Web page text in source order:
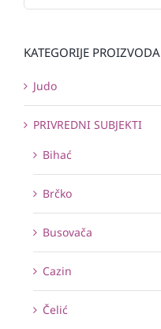
KATEGORIJE PROIZVODA
Judo
PRIVREDNI SUBJEKTI
Bihać
Brčko
Busovača
Cazin
Čelić